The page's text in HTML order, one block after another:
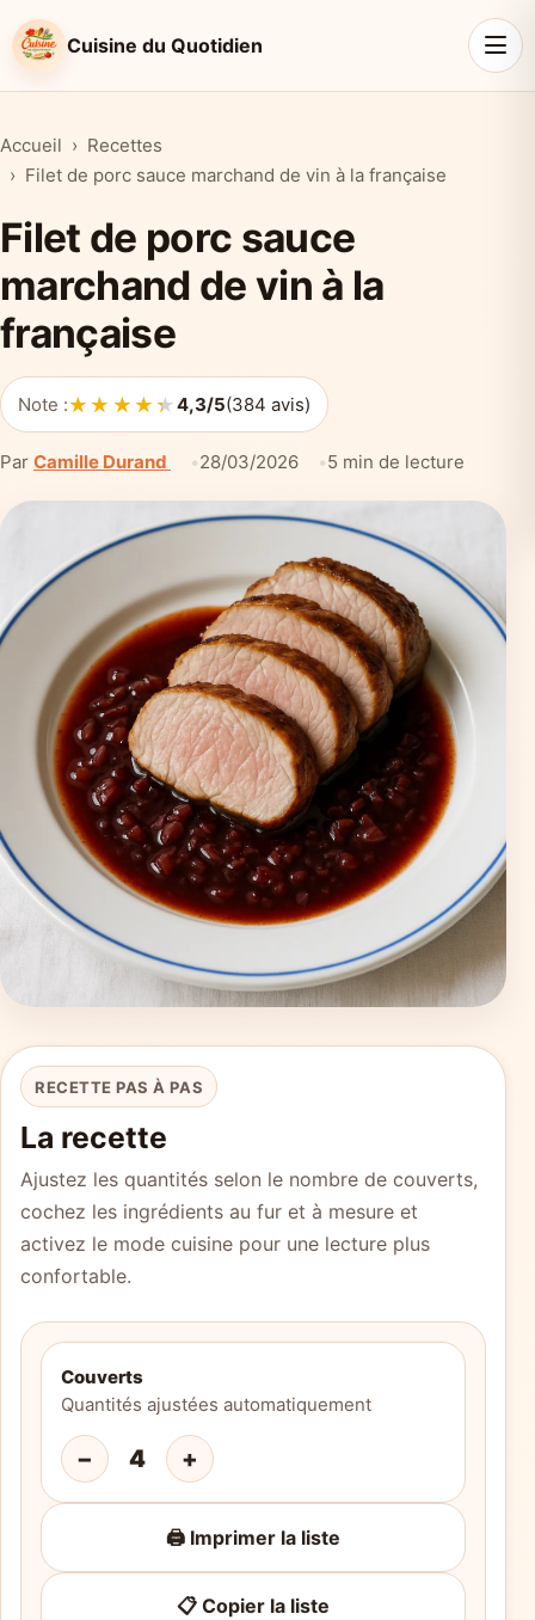
Cuisine du Quotidien
Accueil
Recettes
Filet de porc sauce marchand de vin à la française
Filet de porc sauce
marchand de vin à la
française
Note :★★★★★
★★★★★4,3/5(384 avis)
Par Camille Durand 28/03/2026 5 min de lecture
RECETTE PAS À PAS
La recette
Ajustez les quantités selon le nombre de couverts,
cochez les ingrédients au fur et à mesure et
activez le mode cuisine pour une lecture plus
confortable.
Couverts
Quantités ajustées automatiquement
− 4 +
🖨️ Imprimer la liste
📋 Copier la liste